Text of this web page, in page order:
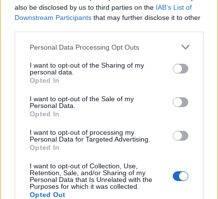
also be disclosed by us to third parties on the IAB’s List of
Downstream Participants that may further disclose it to other
Please note that this website/app uses one or more Google
not limited to your visit or usage behaviour. You may click to
grant or deny consent to Google and its third-party tags to
use your data for below specified purposes in below Google
consent section.
Personal Data Processing Opt Outs
I want to opt-out of the Sharing of my
personal data.
Opted In
I want to opt-out of the Sale of my
Personal Data.
Opted In
I want to opt-out of processing my
Personal Data for Targeted Advertising.
Opted In
I want to opt-out of Collection, Use,
Retention, Sale, and/or Sharing of my
Personal Data that Is Unrelated with the
Purposes for which it was collected.
Opted Out
Før herrenes dramatiske stafett hadde Sverige tatt
en oppskriftsmessig seier i damestafetten. Sanna
foran siste etappe. Og Alexandersson gjorde ingen
feil denne gangen. Dermed forsvarte de blågule
deres fjerde strake stafettguld.
Norges Pia Young Vik vant igjen første etappe,
akkurat som hun gjorde i verdenscupen i Idre.
Sammen med svenske Hanna Lundberg fikk de
SUVEREN START på stafetten for Norge gjennom Pia
Young Vik. Foto: IOF/Kristina Lindgren